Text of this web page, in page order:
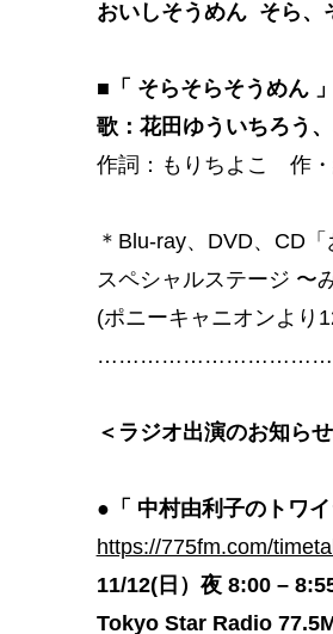
おいしそうめん そら、
■「 そらそらそうめん 」
歌：花田ゆういちろう
作詞：もりちよこ 作
＊Blu-ray、DVD、CD
スペシャルステージ 〜
(ポニーキャニオンより
＜ラジオ出演のお知ら
●「 中村由利子のトワ
https://775fm.com/
11/12(日）夜 8:00 –
Tokyo Star Radio